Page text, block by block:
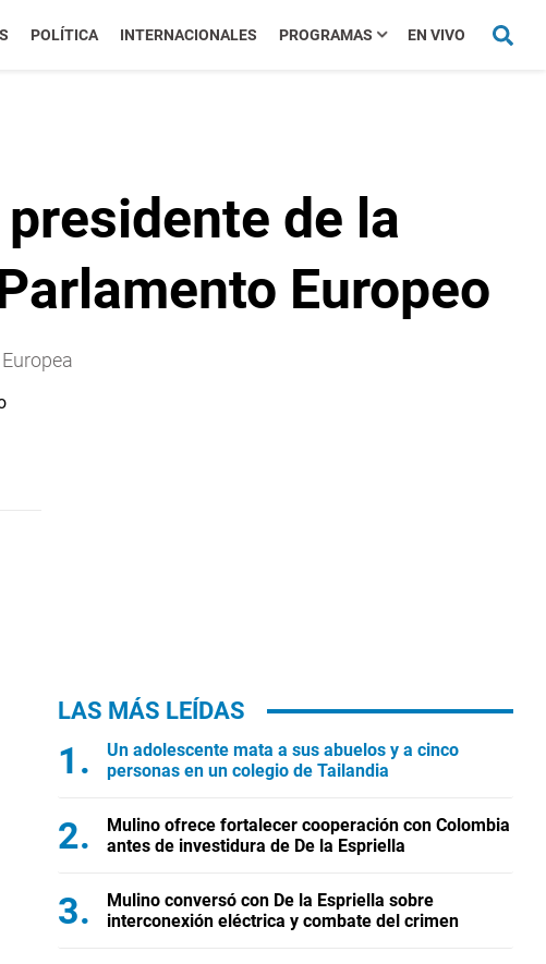
POLÍTICA INTERNACIONALES PROGRAMAS EN VIVO
de la
Europeo
LAS MÁS LEÍDAS
Un adolescente mata a sus abuelos y a cinco
personas en un colegio de Tailandia
Mulino ofrece fortalecer cooperación con Colombia
antes de investidura de De la Espriella
Mulino conversó con De la Espriella sobre
interconexión eléctrica y combate del crimen